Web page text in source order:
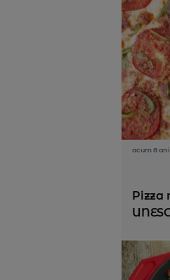
acum 8 ani
Pizza